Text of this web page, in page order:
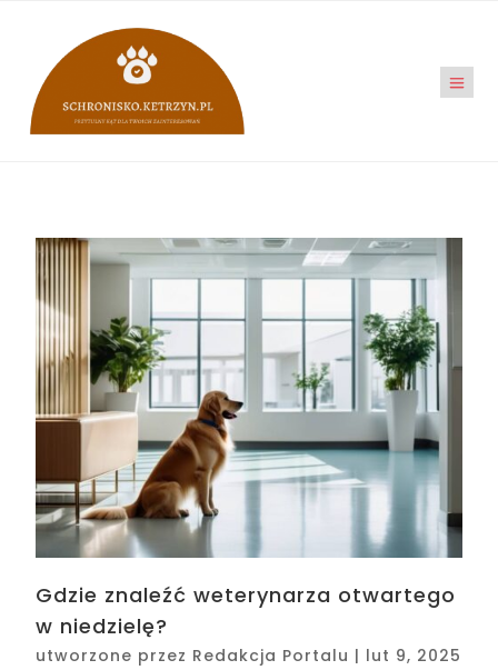
Gdzie znaleźć weterynarza otwartego
w niedzielę?
utworzone przez Redakcja Portalu | lut 9, 2025